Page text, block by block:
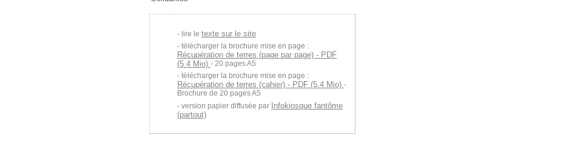
lire le texte sur le site
télécharger la brochure mise en page :
Récupération de terres (page par page) - PDF
(5.4 Mio) - 20 pages A5
télécharger la brochure mise en page :
Récupération de terres (cahier) - PDF (5.4 Mio) -
Brochure de 20 pages A5
version papier diffusée par Infokiosque fantôme
(partout)